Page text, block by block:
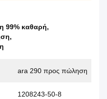
99% καθαρή,
,
ara 290 προς πώληση
1208243-50-8